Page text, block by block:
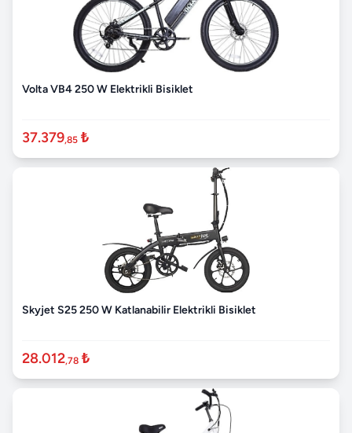
Volta VB4 250 W Elektrikli Bisiklet
37.379,85 ₺
Skyjet S25 250 W Katlanabilir Elektrikli Bisiklet
28.012,78 ₺